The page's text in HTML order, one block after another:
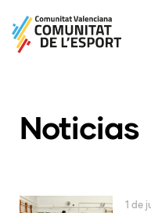
Noticias
1 de